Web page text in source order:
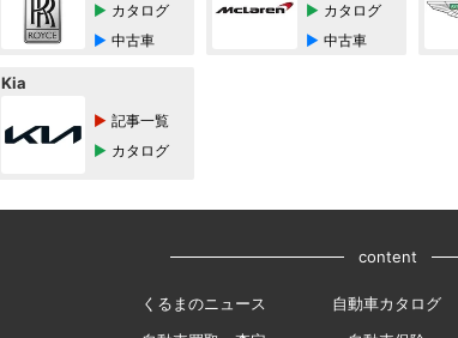
カタログ
中古車
カタログ
中古車
Kia
記事一覧
カタログ
content
くるまのニュース 自動車カタログ